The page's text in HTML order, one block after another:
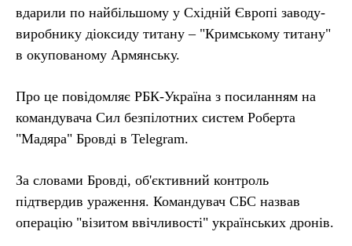
вдарили по найбільшому у Східній Європі заводу-
виробнику діоксиду титану – "Кримському титану"
в окупованому Армянську.
Про це повідомляє РБК-Україна з посиланням на
командувача Сил безпілотних систем Роберта
"Мадяра" Бровді в Telegram.
За словами Бровді, об'єктивний контроль
підтвердив ураження. Командувач СБС назвав
операцію "візитом ввічливості" українських дронів.